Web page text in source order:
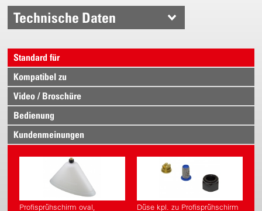
Technische Daten
Standard für
Kompatibel zu
Video / Broschüre
Bedienung
Kundenmeinungen
Profisprühschirm oval, Düse kpl. zu Profisprühschirm